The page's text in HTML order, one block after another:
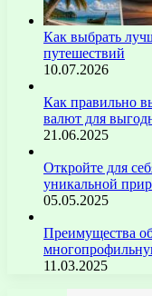
Как выбрать
путешествий
10.07.2026
Как правильно
валют для
21.06.2025
Откройте для
уникальной
05.05.2025
Преимущества
11.03.2025